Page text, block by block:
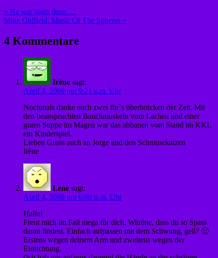
Beitragsnavigation
« Na wer sagts denn….
Mike Oldfield: Music Of The Spheres »
4 Kommentare
Irène sagt:
April 4, 2008 um 9:21 a.m. Uhr
Nochmals danke euch zwei für`s überbrücken der Zeit. Mit
den beanspruchten Bauchmuskeln vom Lachen und einer
guten Suppe im Magen war das abbauen vom Stand im KKL
ein Kinderspiel.
Lieben Gruss auch an Jorge und den Schmusekatzen
Irène
Lene sagt:
April 4, 2008 um 6:08 p.m. Uhr
Hallo!
Freut mich im Fall mega für dich, Wiirène, dass du so Spass
daran findest. Einfach aufpassen mit dem Schwung, gell? 🙂
Erstens wegen deinem Arm und zweitens wegen der
Einrichtung.